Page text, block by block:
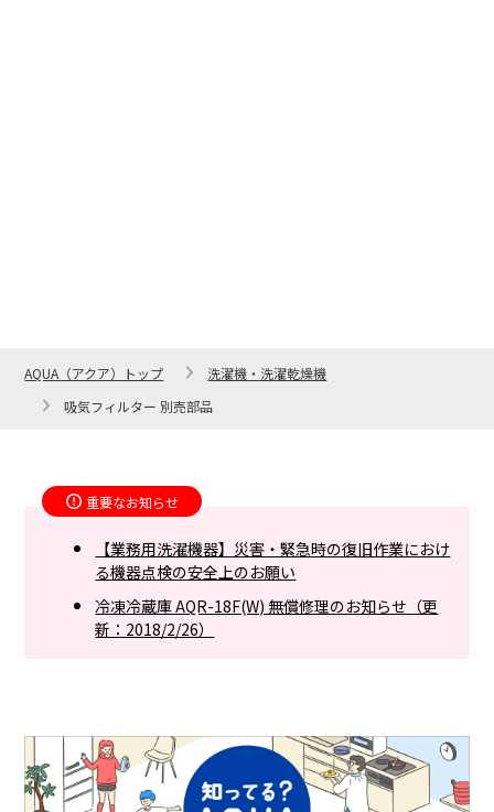
AQUA（アクア）トップ
洗濯機・洗濯乾燥機
吸気フィルター 別売部品
重要なお知らせ
【業務用洗濯機器】災害・緊急時の復旧作業におけ
る機器点検の安全上のお願い
冷凍冷蔵庫 AQR-18F(W) 無償修理のお知らせ（更
新：2018/2/26）